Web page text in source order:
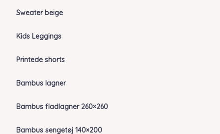
Sweater beige
Kids Leggings
Printede shorts
Bambus lagner
Bambus fladlagner 260×260
Bambus sengetøj 140×200